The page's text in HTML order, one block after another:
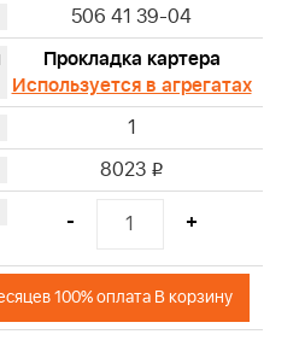
506 41 39-04
Прокладка картера
Используется в агрегатах
1
8023 i
- +
100% оплата В корзину